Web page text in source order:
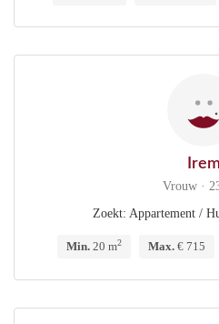
Irem
Vrouw ·
Zoekt: Appartement /
Min. 20 m2 Max. € 715